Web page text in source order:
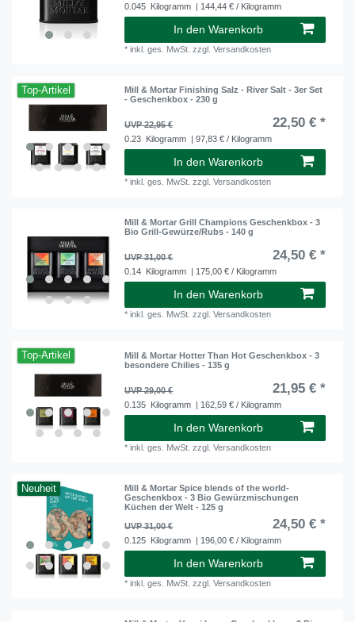
0.045 Kilogramm | 144,44 € / Kilogramm
In den Warenkorb
*inkl. ges. MwSt. zzgl.Versandkosten
Top-Artikel
Mill & Mortar Finishing Salz - River Salt - 3er Set
- Geschenkbox - 230 g
UVP 22,95 € 22,50 € *
0.23 Kilogramm | 97,83 € / Kilogramm
In den Warenkorb
*inkl. ges. MwSt. zzgl.Versandkosten
Mill & Mortar Grill Champions Geschenkbox - 3
Bio Grill-Gewürze/Rubs - 140 g
UVP 31,00 € 24,50 € *
0.14 Kilogramm | 175,00 € / Kilogramm
In den Warenkorb
*inkl. ges. MwSt. zzgl.Versandkosten
Top-Artikel
Mill & Mortar Hotter Than Hot Geschenkbox - 3
besondere Chilies - 135 g
UVP 29,00 € 21,95 € *
0.135 Kilogramm | 162,59 € / Kilogramm
In den Warenkorb
*inkl. ges. MwSt. zzgl.Versandkosten
Neuheit
Mill & Mortar Spice blends of the world-
Geschenkbox - 3 Bio Gewürzmischungen
Küchen der Welt - 125 g
UVP 31,00 €
24,50 € *
0.125 Kilogramm | 196,00 € / Kilogramm
In den Warenkorb
*inkl. ges. MwSt. zzgl.Versandkosten